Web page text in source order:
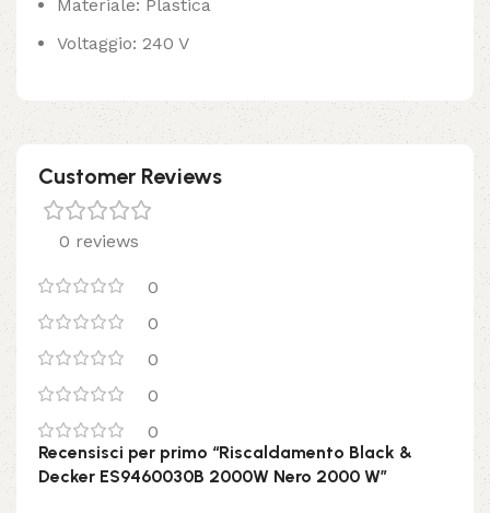
Materiale: Plastica
Voltaggio: 240 V
Customer Reviews
0 reviews
0
0
0
0
0
Recensisci per primo “Riscaldamento Black &
Decker ES9460030B 2000W Nero 2000 W”